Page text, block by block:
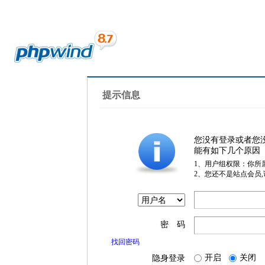
提示信息
您没有登录或者您
能有如下几个原因
1、用户组权限：你所
2、您还不是站点会员
密 码
找回密码
隐身登录 开启 关闭